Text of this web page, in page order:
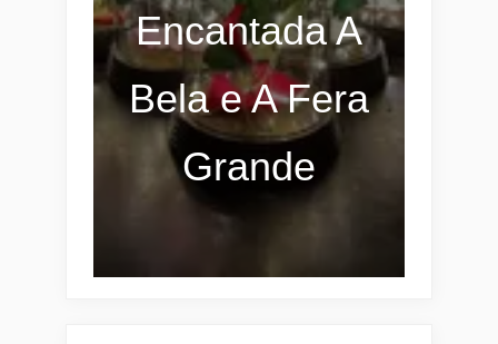
Encantada A
Bela e A Fera
Grande